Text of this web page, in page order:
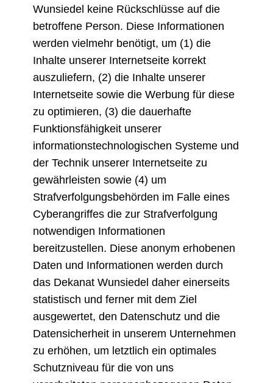
Wunsiedel keine Rückschlüsse auf die
betroffene Person. Diese Informationen
werden vielmehr benötigt, um (1) die
Inhalte unserer Internetseite korrekt
auszuliefern, (2) die Inhalte unserer
Internetseite sowie die Werbung für diese
zu optimieren, (3) die dauerhafte
Funktionsfähigkeit unserer
informationstechnologischen Systeme und
der Technik unserer Internetseite zu
gewährleisten sowie (4) um
Strafverfolgungsbehörden im Falle eines
Cyberangriffes die zur Strafverfolgung
notwendigen Informationen
bereitzustellen. Diese anonym erhobenen
Daten und Informationen werden durch
das Dekanat Wunsiedel daher einerseits
statistisch und ferner mit dem Ziel
ausgewertet, den Datenschutz und die
Datensicherheit in unserem Unternehmen
zu erhöhen, um letztlich ein optimales
Schutzniveau für die von uns